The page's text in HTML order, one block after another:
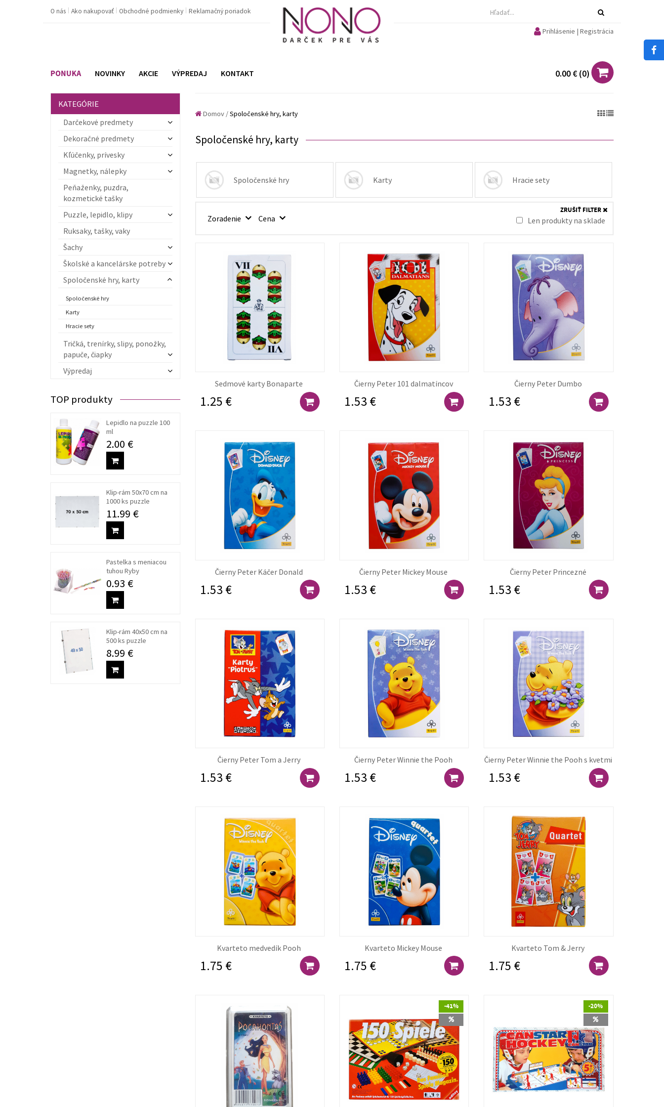
O nás Ako nakupovať Obchodné podmienky Reklamačný poriadok
Prihlásenie | Registrácia
0.00 € (0)
PONUKA NOVINKY AKCIE VÝPREDAJ KONTAKT
KATEGÓRIE
Darčekové predmety
Dekoračné predmety
Kľúčenky, prívesky
Magnetky, nálepky
Peňaženky, puzdra,
kozmetické tašky
Puzzle, lepidlo, klipy
Ruksaky, tašky, vaky
Šachy
Školské a kancelárske potreby
Spoločenské hry, karty
Spoločenské hry
Karty
Hracie sety
Tričká, trenírky, slipy, ponožky,
papuče, čiapky
Výpredaj
TOP produkty
Lepidlo na puzzle 100
ml
2.00 €
Klip-rám 50x70 cm na
1000 ks puzzle
11.99 €
Pastelka s meniacou
tuhou Ryby
0.93 €
Klip-rám 40x50 cm na
500 ks puzzle
8.99 €
Domov/Spoločenské hry, karty
Spoločenské hry, karty
Spoločenské hry Karty Hracie sety
Len produkty na sklade
Zoradenie Cena
ZRUŠIŤ FILTER
Sedmové karty Bonaparte
1.25 €
Čierny Peter 101 dalmatíncov
1.53 €
Čierny Peter Dumbo
1.53 €
Čierny Peter Káčer Donald
1.53 €
Čierny Peter Mickey Mouse
1.53 €
Čierny Peter Princezné
1.53 €
Čierny Peter Tom a Jerry
1.53 €
Čierny Peter Winnie the Pooh
1.53 €
Čierny Peter Winnie the Pooh s kvetmi
1.53 €
Kvarteto medvedík Pooh
1.75 €
Kvarteto Mickey Mouse
1.75 €
Kvarteto Tom & Jerry
1.75 €
-41% -20%